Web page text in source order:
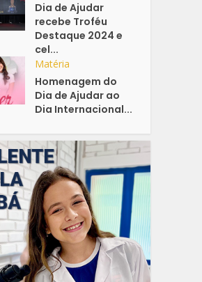
Dia de Ajudar
recebe Troféu
Destaque 2024 e
cel...
Matéria
Homenagem do
Dia de Ajudar ao
Dia Internacional...